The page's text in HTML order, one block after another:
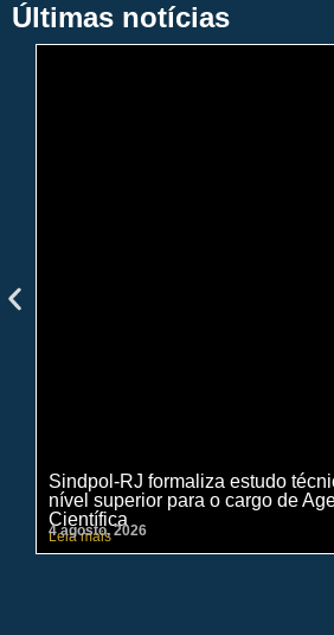
Últimas notícias
Sindpol-RJ formaliza estudo
nível superior para o cargo de
Científica
Leia mais
4 agosto, 2026